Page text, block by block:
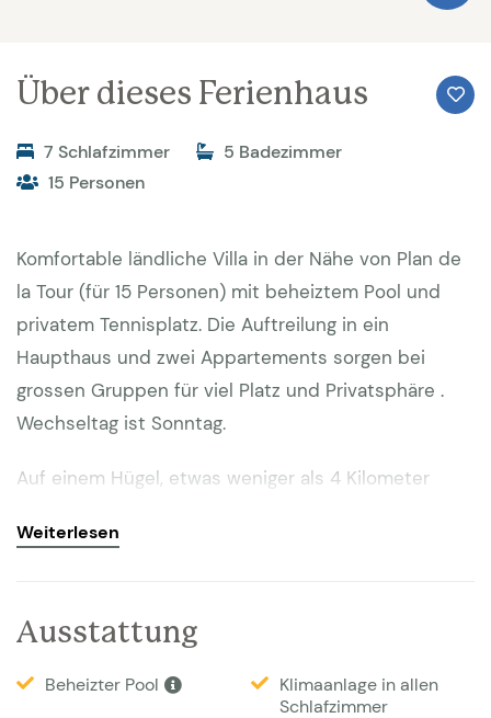
Über dieses Ferienhaus
7 Schlafzimmer
5 Badezimmer
15 Personen
Komfortable ländliche Villa in der Nähe von Plan de
la Tour (für 15 Personen) mit beheiztem Pool und
privatem Tennisplatz. Die Auftreilung in ein
Haupthaus und zwei Appartements sorgen bei
grossen Gruppen für viel Platz und Privatsphäre .
Wechseltag ist Sonntag.
Auf einem Hügel, etwas weniger als 4 Kilometer
diese Villa auf einem großen Grundstück von 5
Hügel zum azurblauen Mittelmeer hin abfallen.
Aufgrund der Lage oben auf dem Hügel können Sie
von der Terrasse aus das gesamte Tal mit seinen
Weiterlesen
Ausstattung
Beheizter Pool
Klimaanlage in allen
Schlafzimmer